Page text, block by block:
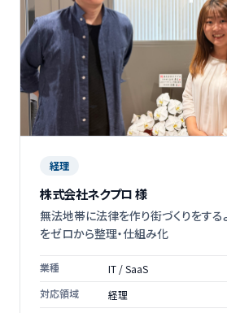
経理
株式会社ネクプロ 様
無法地帯に法律を作り街づくりをする
をゼロから整理・仕組み化
業種
IT / SaaS
対応領域
経理